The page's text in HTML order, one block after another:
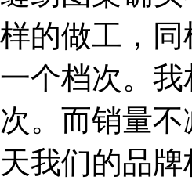
的做工，
个档次。
。而销量
我们的品